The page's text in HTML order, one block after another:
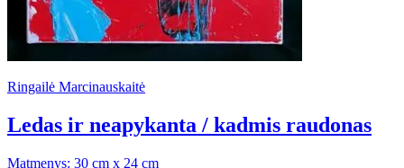
Ringailė Marcinauskaitė
Ledas ir neapykanta / kadmis raudonas
Matmenys: 30 cm x 24 cm